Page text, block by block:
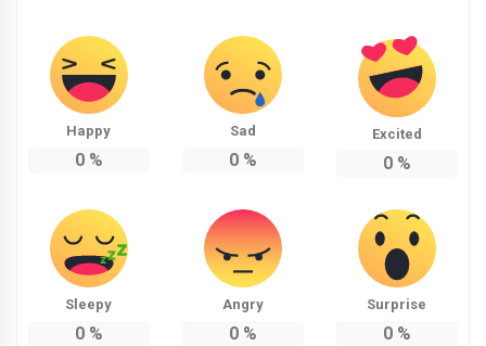
Happy
0%
Sad
0%
Excited
0%
Sleepy
0%
Angry
0%
Surprise
0%